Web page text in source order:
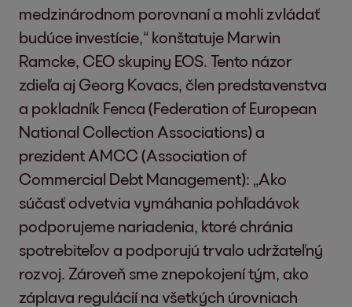
medzinárodnom porovnaní a mohli zvládať
budúce investície,“ konštatuje Marwin
Ramcke, CEO skupiny EOS. Tento názor
zdieľa aj Georg Kovacs, člen predstavenstva
a pokladník Fenca (Federation of European
National Collection Associations) a
prezident AMCC (Association of
Commercial Debt Management): „Ako
súčasť odvetvia vymáhania pohľadávok
podporujeme nariadenia, ktoré chránia
spotrebiteľov a podporujú trvalo udržateľný
rozvoj. Zároveň sme znepokojení tým, ako
záplava regulácií na všetkých úrovniach